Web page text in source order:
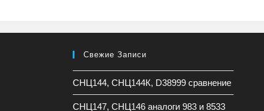
Свежие Записи
СНЦ144, СНЦ144К, D38999 сравнение
СНЦ147, СНЦ146 аналоги 983 и 8533